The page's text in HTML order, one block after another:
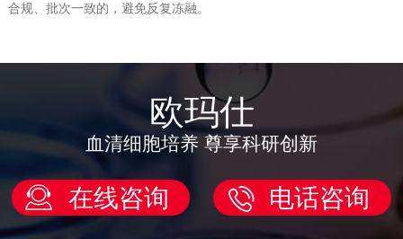
合规、批次一致的，避免反复冻融。
欧玛仕
血清细胞培养 尊享科研创新
在线咨询 电话咨询